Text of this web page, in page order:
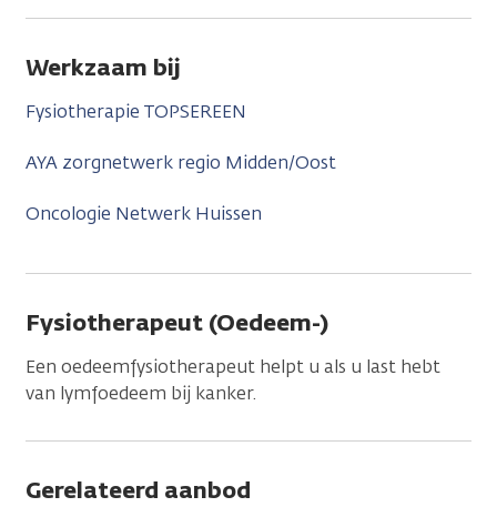
Werkzaam bij
Fysiotherapie TOPSEREEN
AYA zorgnetwerk regio Midden/Oost
Oncologie Netwerk Huissen
Fysiotherapeut (Oedeem-)
Een oedeemfysiotherapeut helpt u als u last hebt
van lymfoedeem bij kanker.
Gerelateerd aanbod